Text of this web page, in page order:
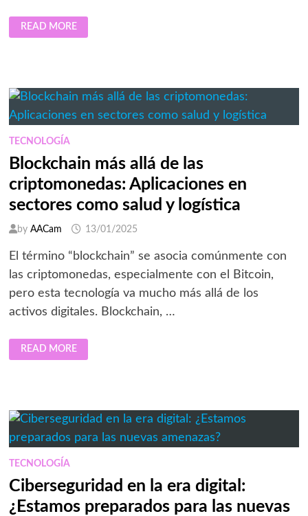
¿CÓMO
INFLUYE
LA
ECONOMÍAS
EMERGENTES
DE
LA
REGIÓN?
READ MORE
TECNOLOGÍA
Blockchain más allá de las
criptomonedas: Aplicaciones en
sectores como salud y logística
by AACam 13/01/2025
El término “blockchain” se asocia comúnmente con
las criptomonedas, especialmente con el Bitcoin,
pero esta tecnología va mucho más allá de los
activos digitales. Blockchain, …
BLOCKCHAIN
MÁS
ALLÁ
EN
SECTORES
SALUD
Y
LOGÍSTICA
READ MORE
TECNOLOGÍA
Ciberseguridad en la era digital:
¿Estamos preparados para las nuevas